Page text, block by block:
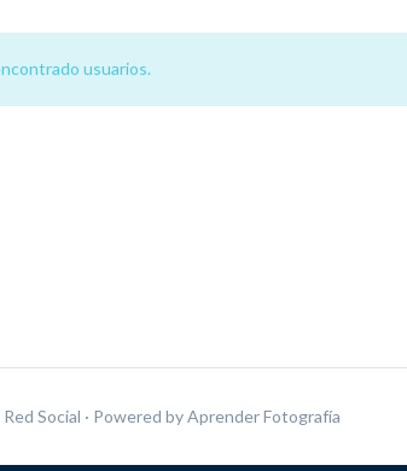
usuarios.
Social · Powered byAprender Fotografía